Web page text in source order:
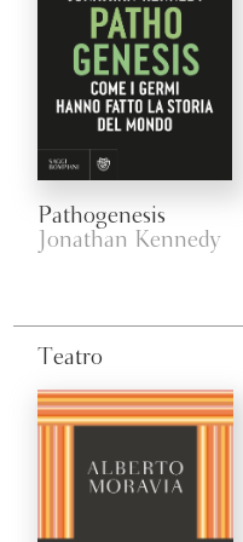
Pathogenesis
Jonathan Kennedy
Teatro